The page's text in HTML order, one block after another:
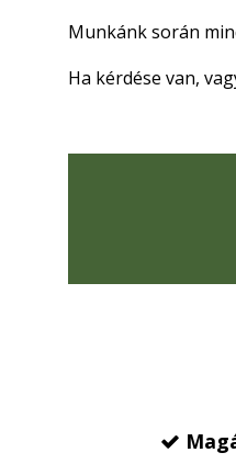
Munkánk során m
Ha kérdése van,
